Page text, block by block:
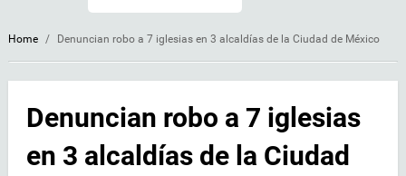
Home / Denuncian robo a 7 iglesias en 3 alcaldías de la Ciudad de México
Denuncian robo a 7 iglesias
en 3 alcaldías de la Ciudad